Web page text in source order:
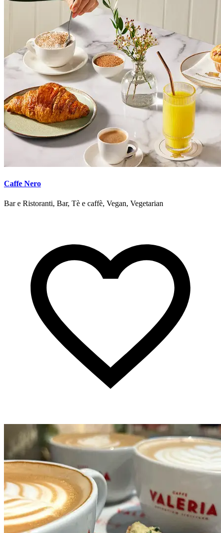
Caffe Nero
Bar e Ristoranti, Bar, Tè e caffè, Vegan, Vegetarian